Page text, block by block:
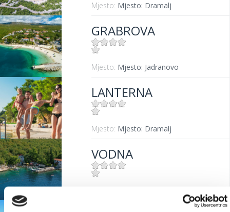
Mjesto: Mjesto: Dramalj
GRABROVA
Mjesto: Mjesto: Jadranovo
LANTERNA
Mjesto: Mjesto: Dramalj
VODNA